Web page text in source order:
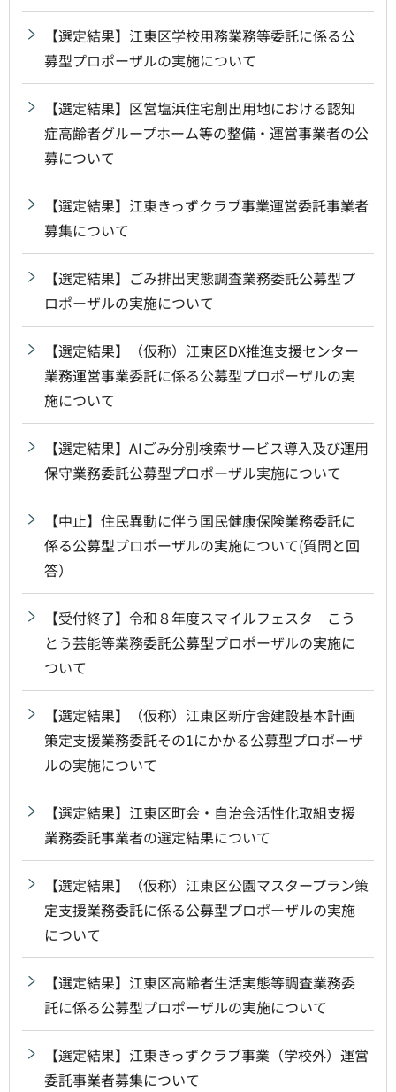
【選定結果】江東区学校用務業務等委託に係る公
募型プロポーザルの実施について
【選定結果】区営塩浜住宅創出用地における認知
症高齢者グループホーム等の整備・運営事業者の公
募について
【選定結果】江東きっずクラブ事業運営委託事業者
募集について
【選定結果】ごみ排出実態調査業務委託公募型プ
ロポーザルの実施について
【選定結果】（仮称）江東区DX推進支援センター
業務運営事業委託に係る公募型プロポーザルの実
施について
【選定結果】AIごみ分別検索サービス導入及び運用
保守業務委託公募型プロポーザル実施について
【中止】住民異動に伴う国民健康保険業務委託に
係る公募型プロポーザルの実施について(質問と回
答）
【受付終了】令和８年度スマイルフェスタ こう
とう芸能等業務委託公募型プロポーザルの実施に
ついて
【選定結果】（仮称）江東区新庁舎建設基本計画
策定支援業務委託その1にかかる公募型プロポーザ
ルの実施について
【選定結果】江東区町会・自治会活性化取組支援
業務委託事業者の選定結果について
【選定結果】（仮称）江東区公園マスタープラン策
定支援業務委託に係る公募型プロポーザルの実施
について
【選定結果】江東区高齢者生活実態等調査業務委
託に係る公募型プロポーザルの実施について
【選定結果】江東きっずクラブ事業（学校外）運営
委託事業者募集について